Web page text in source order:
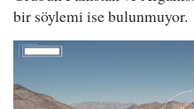
bir söylemi ise bulunmuyor.